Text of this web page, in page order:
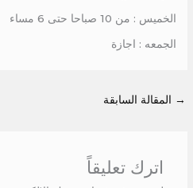
الخميس : من 10 صباحا حتى 6 مساء
الجمعه : اجازة
→ المقالة السابقة
اترك تعليقاً